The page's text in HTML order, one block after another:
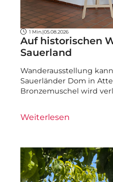
1 Min. |05.08.2026
Auf historischen
Sauerland
Wanderausstellung
Sauerländer Dom in
Bronzemuschel wird
Weiterlesen